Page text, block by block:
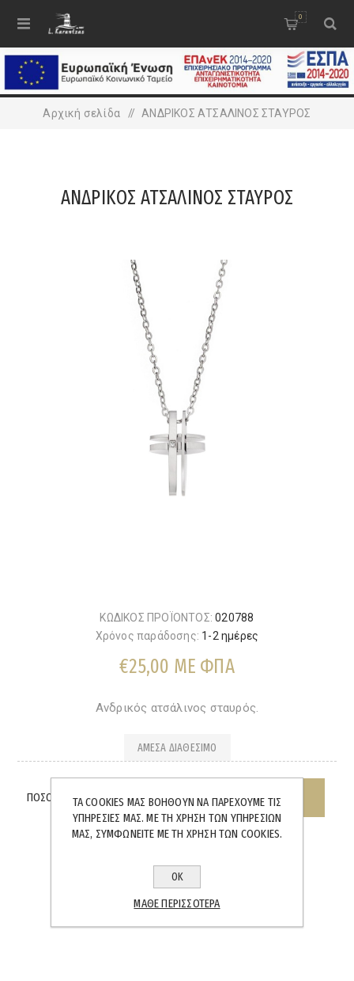
0
Αρχική σελίδα / ΑΝΔΡΙΚΟΣ ΑΤΣΑΛΙΝΟΣ ΣΤΑΥΡΟΣ
ΑΝΔΡΙΚΟΣ ΑΤΣΑΛΙΝΟΣ ΣΤΑΥΡΟΣ
ΚΩΔΙΚΟΣ ΠΡΟΪΟΝΤΟΣ: 020788
Χρόνος παράδοσης: 1-2 ημέρες
€25,00 ΜΕ ΦΠΑ
Ανδρικός ατσάλινος σταυρός.
ΆΜΕΣΑ ΔΙΑΘΈΣΙΜΟ
ΠΟΣΌΤΗΤΑ:
SHARE:
ΤΑ COOKIES ΜΑΣ ΒΟΗΘΟΎΝ ΝΑ ΠΑΡΈΧΟΥΜΕ ΤΙΣ
ΥΠΗΡΕΣΊΕΣ ΜΑΣ. ΜΕ ΤΗ ΧΡΉΣΗ ΤΩΝ ΥΠΗΡΕΣΙΏΝ
ΜΑΣ, ΣΥΜΦΩΝΕΊΤΕ ΜΕ ΤΗ ΧΡΉΣΗ ΤΩΝ COOKIES.
ΟΚ
ΜΆΘΕ ΠΕΡΙΣΣΌΤΕΡΑ